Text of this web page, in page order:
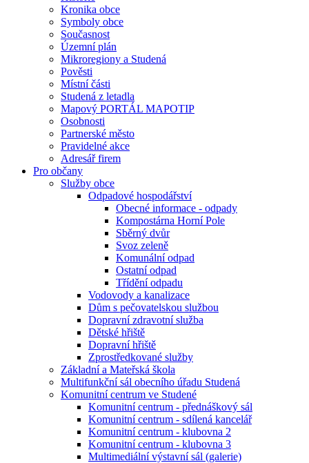
Kronika obce
Symboly obce
Současnost
Územní plán
Mikroregiony a Studená
Pověsti
Místní části
Studená z letadla
Mapový PORTÁL MAPOTIP
Osobnosti
Partnerské město
Pravidelné akce
Adresář firem
Pro občany
Služby obce
Odpadové hospodářství
Obecné informace - odpady
Kompostárna Horní Pole
Sběrný dvůr
Svoz zeleně
Komunální odpad
Ostatní odpad
Třídění odpadu
Vodovody a kanalizace
Dům s pečovatelskou službou
Dopravní zdravotní služba
Dětské hřiště
Dopravní hřiště
Zprostředkované služby
Základní a Mateřská škola
Multifunkční sál obecního úřadu Studená
Komunitní centrum ve Studené
Komunitní centrum - přednáškový sál
Komunitní centrum - sdílená kancelář
Komunitní centrum - klubovna 2
Komunitní centrum - klubovna 3
Multimediální výstavní sál (galerie)